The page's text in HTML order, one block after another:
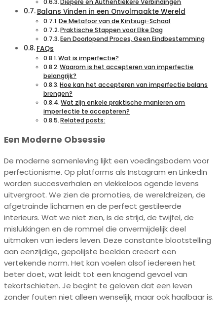
Balans Vinden in een Onvolmaakte Wereld
De Metafoor van de Kintsugi-Schaal
Praktische Stappen voor Elke Dag
Een Doorlopend Proces, Geen Eindbestemming
FAQs
Wat is imperfectie?
Waarom is het accepteren van imperfectie
belangrijk?
Hoe kan het accepteren van imperfectie balans
brengen?
Wat zijn enkele praktische manieren om
imperfectie te accepteren?
Related posts:
Een Moderne Obsessie
De moderne samenleving lijkt een voedingsbodem voor
perfectionisme. Op platforms als Instagram en LinkedIn
worden succesverhalen en vlekkeloos ogende levens
uitvergroot. We zien de promoties, de wereldreizen, de
afgetrainde lichamen en de perfect gestileerde
interieurs. Wat we niet zien, is de strijd, de twijfel, de
mislukkingen en de rommel die onvermijdelijk deel
uitmaken van ieders leven. Deze constante blootstelling
aan eenzijdige, gepolijste beelden creëert een
vertekende norm. Het kan voelen alsof iedereen het
beter doet, wat leidt tot een knagend gevoel van
tekortschieten. Je begint te geloven dat een leven
zonder fouten niet alleen wenselijk, maar ook haalbaar is.